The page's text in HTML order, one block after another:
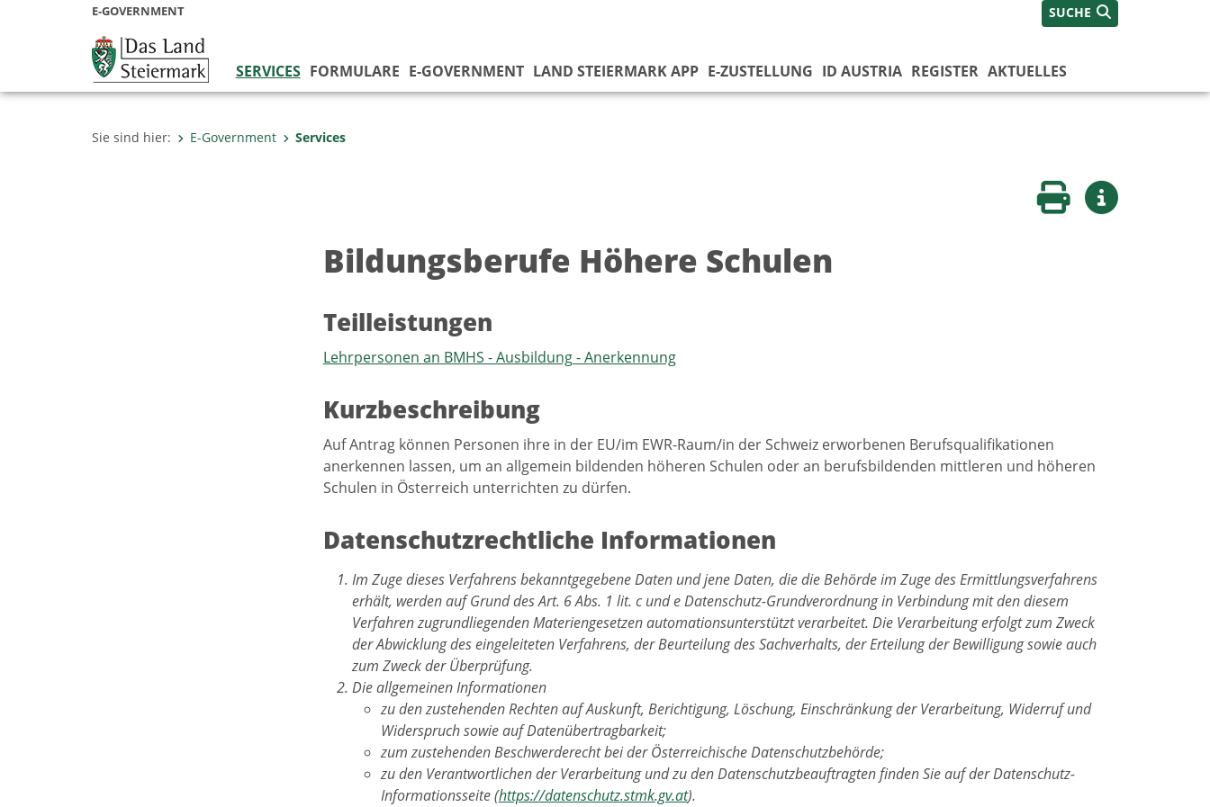
E-GOVERNMENT SUCHE
SERVICES FORMULARE E-GOVERNMENT LAND STEIERMARK APP E-ZUSTELLUNG ID AUSTRIA REGISTER AKTUELLES
Sie sind hier: E-Government Services
Seite druckenWeitere Infos
Bildungsberufe Höhere Schulen
Teilleistungen
Lehrpersonen an BMHS - Ausbildung - Anerkennung
Kurzbeschreibung
Auf Antrag können Personen ihre in der EU/im EWR-Raum/in der Schweiz erworbenen Berufsqualifikationen
anerkennen lassen, um an allgemein bildenden höheren Schulen oder an berufsbildenden mittleren und höheren
Schulen in Österreich unterrichten zu dürfen.
Datenschutzrechtliche Informationen
Im Zuge dieses Verfahrens bekanntgegebene Daten und jene Daten, die die Behörde im Zuge des Ermittlungsverfahrens
erhält, werden auf Grund des Art. 6 Abs. 1 lit. c und e Datenschutz-Grundverordnung in Verbindung mit den diesem
Verfahren zugrundliegenden Materiengesetzen automationsunterstützt verarbeitet. Die Verarbeitung erfolgt zum Zweck
der Abwicklung des eingeleiteten Verfahrens, der Beurteilung des Sachverhalts, der Erteilung der Bewilligung sowie auch
zum Zweck der Überprüfung.
Die allgemeinen Informationen
zu den zustehenden Rechten auf Auskunft, Berichtigung, Löschung, Einschränkung der Verarbeitung, Widerruf und
Widerspruch sowie auf Datenübertragbarkeit;
zum zustehenden Beschwerderecht bei der Österreichische Datenschutzbehörde;
zu den Verantwortlichen der Verarbeitung und zu den Datenschutzbeauftragten finden Sie auf der Datenschutz-
Informationsseite (https://datenschutz.stmk.gv.at).